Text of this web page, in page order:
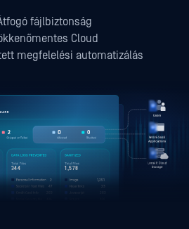
fájlbiztonság
Cloud
megfelelési automatizálás
5
344
2
47
1,578
1,251
23
131,435 2,345